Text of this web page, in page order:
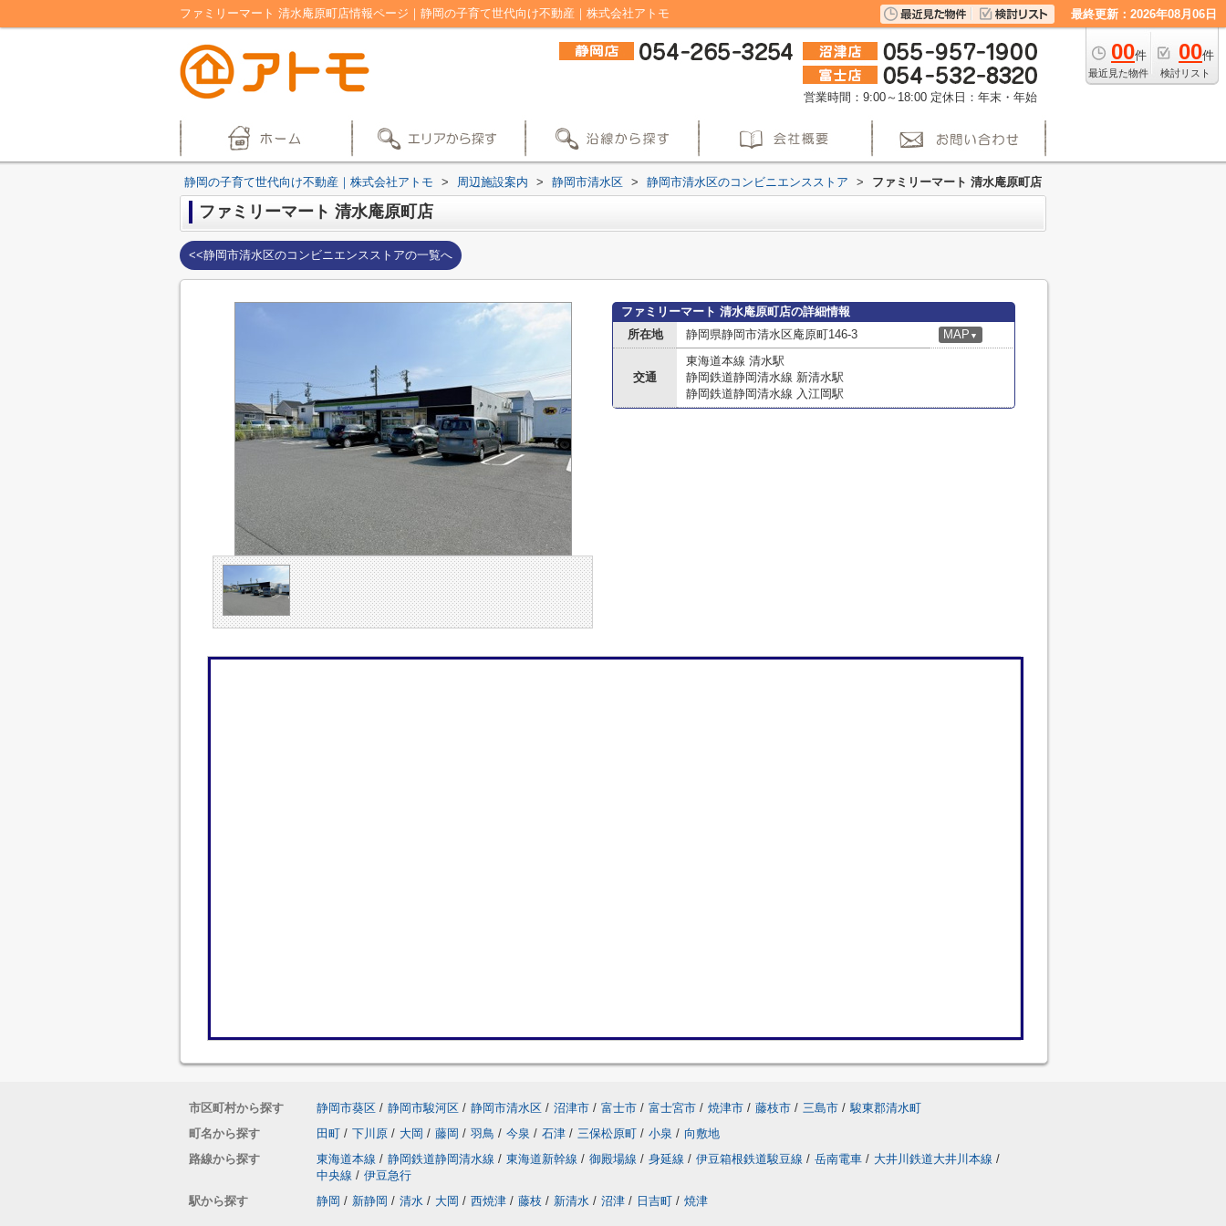
ファミリーマート 清水庵原町店情報ページ｜静岡の子育て世代向け不動産｜株式会社アトモ 最終更新：2026年08月06日
00件
最近見た物件
00件
検討リスト
営業時間：9:00～18:00 定休日：年末・年始
静岡の子育て世代向け不動産｜株式会社アトモ > 周辺施設案内 > 静岡市清水区 > 静岡市清水区のコンビニエンスストア > ファミリーマート 清水庵原町店
ファミリーマート 清水庵原町店
<<静岡市清水区のコンビニエンスストアの一覧へ
ファミリーマート 清水庵原町店の詳細情報
所在地
静岡県静岡市清水区庵原町146-3 MAP ▼
交通
東海道本線 清水駅
静岡鉄道静岡清水線 新清水駅
静岡鉄道静岡清水線 入江岡駅
市区町村から探す 静岡市葵区 / 静岡市駿河区 / 静岡市清水区 / 沼津市 / 富士市 / 富士宮市 / 焼津市 / 藤枝市 / 三島市 / 駿東郡清水町
町名から探す
田町 / 下川原 / 大岡 / 藤岡 / 羽鳥 / 今泉 / 石津 / 三保松原町 / 小泉 / 向敷地
路線から探す
東海道本線 / 静岡鉄道静岡清水線 / 東海道新幹線 / 御殿場線 / 身延線 / 伊豆箱根鉄道駿豆線 / 岳南電車 / 大井川鉄道大井川本線 /
中央線 / 伊豆急行
駅から探す
静岡 / 新静岡 / 清水 / 大岡 / 西焼津 / 藤枝 / 新清水 / 沼津 / 日吉町 / 焼津